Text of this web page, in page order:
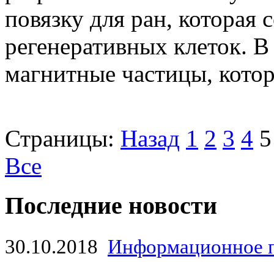
повязку для ран, которая
регенеративных клеток.
магнитные частицы,
Страницы: Назад 1 2 3 4 5
Все
Последние новости
30.10.2018 Информационное